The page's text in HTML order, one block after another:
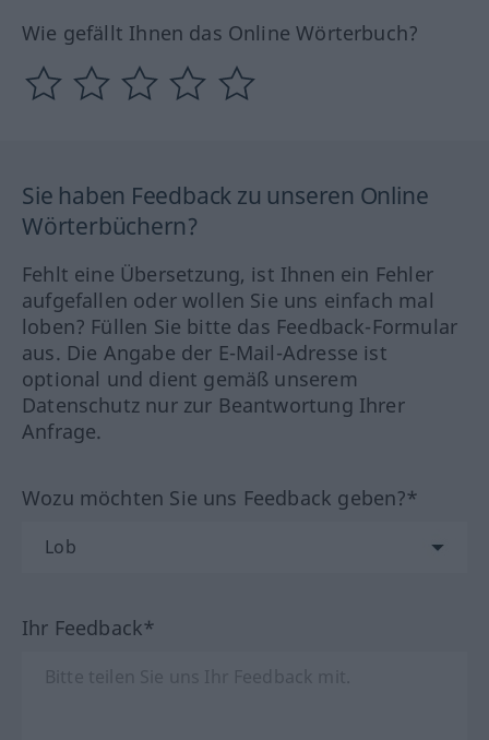
Wie gefällt Ihnen das Online Wörterbuch?
Sie haben Feedback zu unseren Online
Wörterbüchern?
Fehlt eine Übersetzung, ist Ihnen ein Fehler
aufgefallen oder wollen Sie uns einfach mal
loben? Füllen Sie bitte das Feedback-Formular
aus. Die Angabe der E-Mail-Adresse ist
optional und dient gemäß unserem
Datenschutz nur zur Beantwortung Ihrer
Anfrage.
Wozu möchten Sie uns Feedback geben?*
Ihr Feedback*